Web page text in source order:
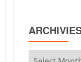
Archivies